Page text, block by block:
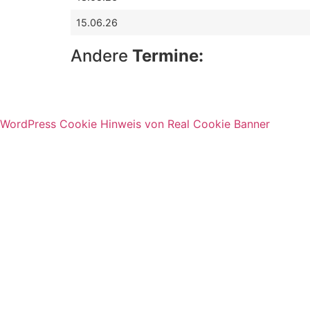
15.06.26
Andere Termine:
WordPress Cookie Hinweis von Real Cookie Banner